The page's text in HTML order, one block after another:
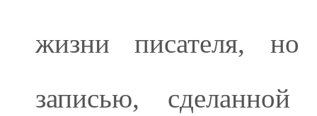
жизни писателя,
записью,